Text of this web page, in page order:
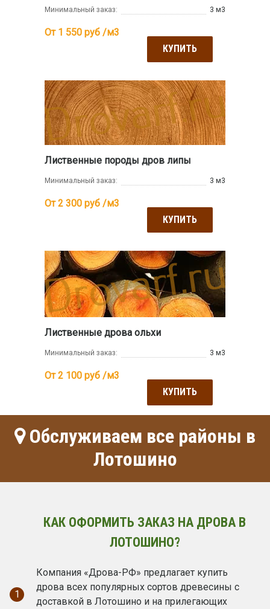
Минимальный заказ: 3 м3
От 1 550 руб /м3
КУПИТЬ
Лиственные породы дров липы
Минимальный заказ: 3 м3
От 2 300 руб /м3
КУПИТЬ
Лиственные дрова ольхи
Минимальный заказ: 3 м3
От 2 100 руб /м3
КУПИТЬ
Обслуживаем все районы в
Лотошино
КАК ОФОРМИТЬ ЗАКАЗ НА ДРОВА В
ЛОТОШИНО?
1
Компания «Дрова-РФ» предлагает купить
дрова всех популярных сортов древесины с
доставкой в Лотошино и на прилегающих